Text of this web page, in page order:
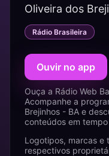
Oliveira dos
Rádio Brasileira
Ouvir no app
Ouça a Rádio Web
Acompanhe a
Brejinhos - BA e
conteúdos em tempo
Logotipos, marcas e
respectivos